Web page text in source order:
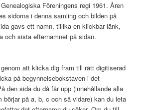
Föreningens regi 1961. Åren
sidorna i denna samling och bilden på
gavs ett namn, tillika en klickbar länk,
och sista efternamnet på sidan.
att klicka dig fram till rätt digitiserad
på begynnelsebokstaven i det
den sida du då får upp (innehållande alla
börjar på a, b, c och så vidare) kan du leta